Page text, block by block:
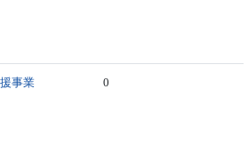
事業
0